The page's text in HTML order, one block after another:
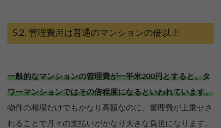
管理費用は普通のマンションの倍以上
一般的なマンションの管理費が一平米200円とすると、タ
ワーマンションではその倍程度になるといわれています。
物件の相場だけでもかなり高額なのに、管理費が上乗せさ
れることで月々の支払いがかなり大きな負担になります。
【完全無料】うちの価格いくら？
無料診断スタート